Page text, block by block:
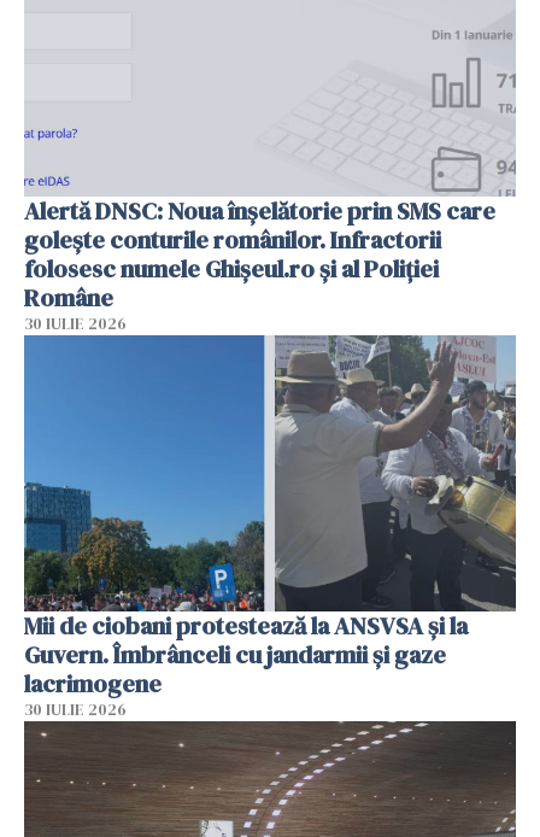
Alertă DNSC: Noua înșelătorie prin SMS care
golește conturile românilor. Infractorii
folosesc numele Ghișeul.ro și al Poliției
Române
30 IULIE 2026
Mii de ciobani protestează la ANSVSA și la
Guvern. Îmbrânceli cu jandarmii și gaze
lacrimogene
30 IULIE 2026